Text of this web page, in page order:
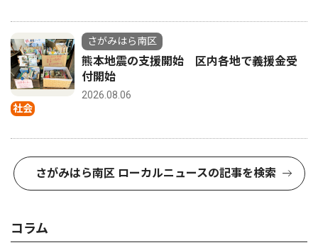
社会
さがみはら南区
熊本地震の支援開始 区内各地で義援金受
付開始
2026.08.06
さがみはら南区 ローカルニュースの記事を検索
コラム